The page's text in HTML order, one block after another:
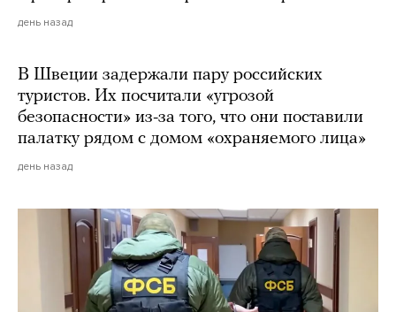
день назад
В Швеции задержали пару российских
туристов. Их посчитали «угрозой
безопасности» из-за того, что они поставили
палатку рядом с домом «охраняемого лица»
день назад